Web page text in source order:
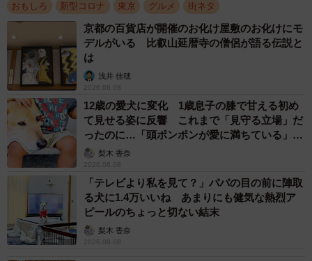
応。販売代理店の浦部知之さんも「データ管理もインター
ネットを通じて遠隔操作でき、売り上げの状況や在庫の確
認できるので、効率的なオペレーションが可能」と話す。
さらに、いまの時代にマッチしそうなのが何よりも冷凍
販売ということで世界的な問題になっている食品ロスを抑
えられる点だ。業界関係者も「これはいい」と太鼓判。ま
た、この６月１日からは食品を取り扱うすべての事業者に
衛生管理を徹底するＨＡＣＣＰ（ハサップ）が義務化され
る点も追い風になりそう。
そんな「ど冷えもん」を開発したのは、アイスクリーム
用の冷凍自動販売機などを中心に製造、販売してきた「サ
おもしろ 新型コロナ 東京 グルメ 街ネタ
京都の百貨店が開催のお化け屋敷のお化けにモ
デルがいる 比叡山延暦寺の僧侶が語る伝説と
は
浅井 佳穂
2026.08.08
12歳の愛犬に変化 1歳息子の膝で甘える初め
て見せる姿に反響 これまで「見守る立場」だ
ったのに…「頭ポンポンが愛に満ちている」
「尊…」
梨木 香奈
2026.08.08
「テレビより私を見て？」パパの目の前に陣取
る犬に1.4万いいね あまりにも健気な熱烈ア
ピールのちょっと切ない結末
梨木 香奈
2026.08.08